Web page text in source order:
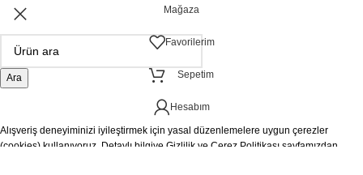
Ara
Mağaza
Favorilerim
Sepetim
Hesabım
Alışveriş deneyiminizi iyileştirmek için yasal düzenlemelere uygun çerezler
(cookies) kullanıyoruz. Detaylı bilgiye Gizlilik ve Çerez Politikası sayfamızdan